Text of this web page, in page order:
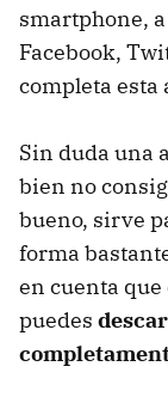
smartphone,
Facebook,
completa esta
Sin duda una
bien no
bueno, sirve
forma
en cuenta
puedes